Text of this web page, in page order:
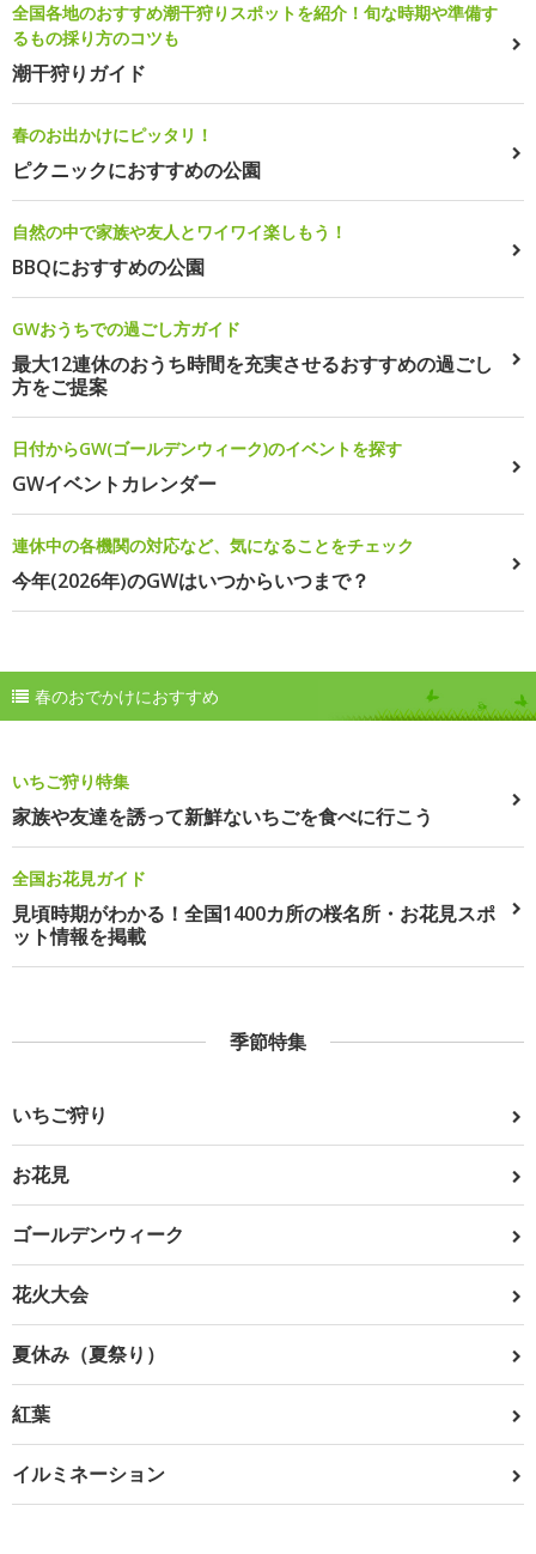
全国各地のおすすめ潮干狩りスポットを紹介！旬な時期や準備す
るもの採り方のコツも
潮干狩りガイド
春のお出かけにピッタリ！
ピクニックにおすすめの公園
自然の中で家族や友人とワイワイ楽しもう！
BBQにおすすめの公園
GWおうちでの過ごし方ガイド
最大12連休のおうち時間を充実させるおすすめの過ごし
方をご提案
日付からGW(ゴールデンウィーク)のイベントを探す
GWイベントカレンダー
連休中の各機関の対応など、気になることをチェック
今年(2026年)のGWはいつからいつまで？
春のおでかけにおすすめ
いちご狩り特集
家族や友達を誘って新鮮ないちごを食べに行こう
全国お花見ガイド
見頃時期がわかる！全国1400カ所の桜名所・お花見スポ
ット情報を掲載
季節特集
いちご狩り
お花見
ゴールデンウィーク
花火大会
夏休み（夏祭り）
紅葉
イルミネーション